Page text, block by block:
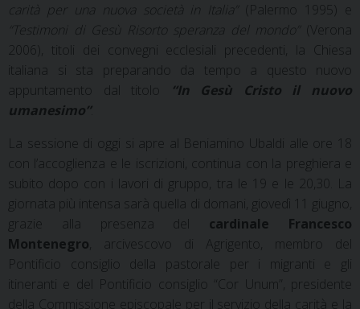
carità per una nuova società in Italia”
(Palermo 1995) e
“Testimoni di Gesù Risorto speranza del mondo”
(Verona
2006), titoli dei convegni ecclesiali precedenti, la Chiesa
italiana si sta preparando da tempo a questo nuovo
appuntamento dal titolo
“In Gesù Cristo il nuovo
umanesimo”.
La sessione di oggi si apre al Beniamino Ubaldi alle ore 18
con l’accoglienza e le iscrizioni, continua con la preghiera e
subito dopo con i lavori di gruppo, tra le 19 e le 20,30. La
giornata più intensa sarà quella di domani, giovedì 11 giugno,
grazie alla presenza del cardinale Francesco
Montenegro , arcivescovo di Agrigento, membro del
Pontificio consiglio della pastorale per i migranti e gli
itineranti e del Pontificio consiglio “Cor Unum”, presidente
della Commissione episcopale per il servizio della carità e la